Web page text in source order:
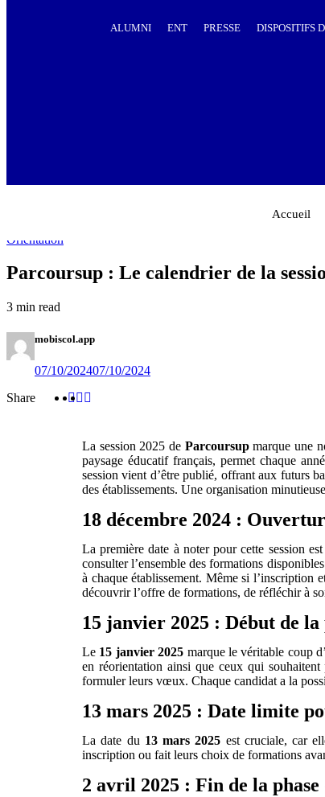
ALUMNI ENT PRESSE DISPOSITIFS
Accueil
Orientation
Parcoursup : Le calendrier de la
3 min read
mobiscol.app
07/10/202407/10/2024
Share
Share
Share
La session 2025 de Parcoursupmarque une
paysage éducatif français, permet chaque
session vient d’être publié, offrant aux futurs
des établissements. Une organisation
18 décembre 2024 :
La première date à noter pour cette session
consulter l’ensemble des formations
à chaque établissement. Même si l’inscription
découvrir l’offre de formations, de réfléchir à
15 janvier 2025 : Début de
Le 15 janvier 2025 marque le véritable coup
en réorientation ainsi que ceux qui
formuler leurs vœux. Chaque candidat a la
13 mars 2025 : Date limite
La date du 13 mars 2025 est cruciale, car
inscription ou fait leurs choix de formations
2 avril 2025 : Fin de la